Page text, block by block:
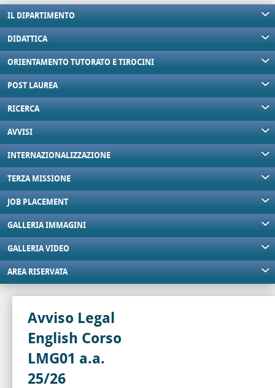
IL DIPARTIMENTO
DIDATTICA
ORIENTAMENTO TUTORATO E TIROCINI
POST LAUREA
RICERCA
AVVISI
INTERNAZIONALIZZAZIONE
TERZA MISSIONE
JOB PLACEMENT
GALLERIA IMMAGINI
GALLERIA VIDEO
AREA RISERVATA
Avviso Legal
English Corso
LMG01 a.a.
25/26